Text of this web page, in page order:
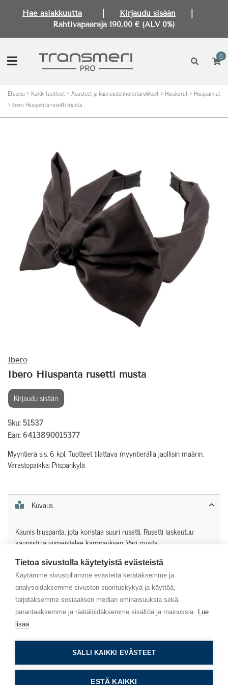
Tietoa sivustolla käytetyistä evästeistä
Käytämme sivustollamme evästeitä kerätäksemme ja
analysoidaksemme sivuston suorituskykyä ja käyttöä,
tarjotaksemme sosiaalisen median ominaisuuksia sekä
parantaaksemme ja räätälöidäksemme sisältöä ja mainoksia. Lue
lisää
SALLI KAIKKI EVÄSTEET
ESTÄ KAIKKI
Hae asiakkuutta Kirjaudu sisään
Rahtivapaaraja 190,00 € (ALV 0%)
0
Etusivu >Kaikki tuotteet>Asusteet ja kauneudenhoitotarvikkeet>Hiuskorut>Hiuspannat
>Ibero Hiuspanta rusetti musta
Ibero
Ibero Hiuspanta rusetti musta
Kirjaudu sisään
Sku: 51537
Ean: 6413890015377
Myyntierä sis. 6 kpl. Tuotteet tilattava myyntierällä jaollisin määrin.
Varastopaikka: Piispankylä
Kuvaus
Kaunis hiuspanta, jota koristaa suuri rusetti. Rusetti laskeutuu
kauniisti ja viimeistelee kampauksen. Väri musta.
Lisätiedot